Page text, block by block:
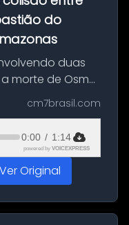
do
duas
morte de Osmar
no município
no interior do
cm7brasil.com
0:00 / 1:14
powered by VOICEXPRESS
Ver Original